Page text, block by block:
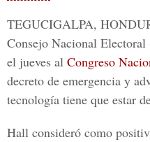
TEGUCIGALPA,
Consejo Nacional Electoral
el jueves al Congreso
decreto de emergencia y
tecnología tiene que estar
Hall consideró como